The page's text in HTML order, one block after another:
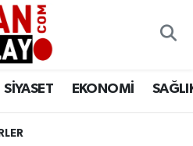
SİYASET EKONOMİ